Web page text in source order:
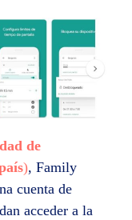
de
), Family
cuenta de
acceder a la